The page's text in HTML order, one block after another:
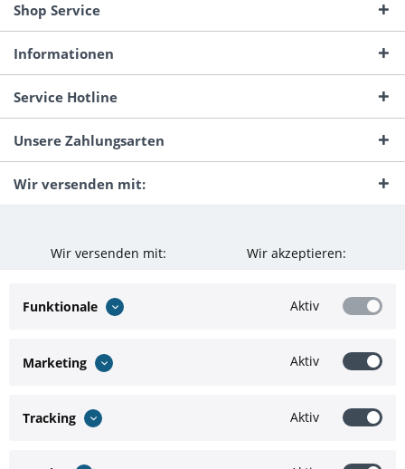
Shop Service
Informationen
Service Hotline
Unsere Zahlungsarten
Wir versenden mit:
Wir versenden mit: Wir akzeptieren:
Funktionale Aktiv
Marketing Aktiv
Tracking Aktiv